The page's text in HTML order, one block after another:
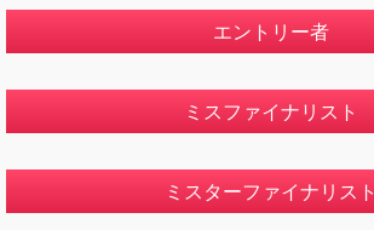
エントリー者
ミスファイナリスト
ミスターファイナリスト